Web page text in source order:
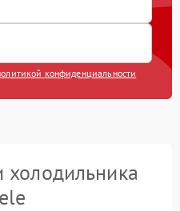
конфиденциальности
холодильника